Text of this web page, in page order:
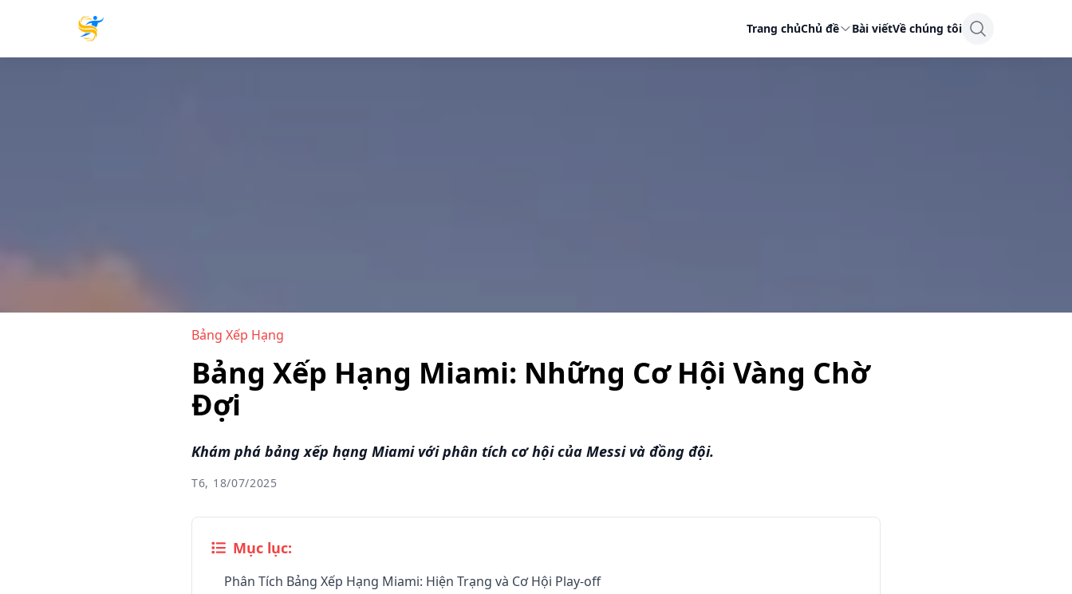
Trang chủChủ đề Bài viếtVề chúng tôi
Bảng Xếp Hạng
Bảng Xếp Hạng Miami: Những Cơ Hội Vàng Chờ
Đợi
Khám phá bảng xếp hạng Miami với phân tích cơ hội của Messi và đồng đội.
T6, 18/07/2025
Mục lục:
Phân Tích Bảng Xếp Hạng Miami: Hiện Trạng và Cơ Hội Play-off